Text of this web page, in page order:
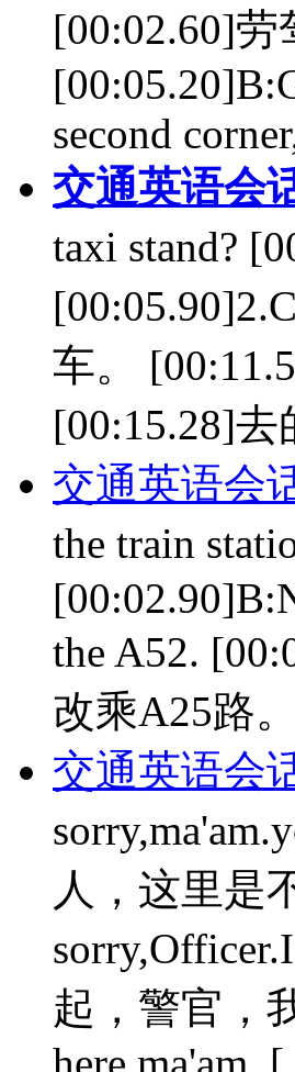
[00:02.60]
second
交通英语会
taxi stand?
车。
[00:15.28]去
交通英语会
the train
the A52.
改乘A25路
交通英语会
人，这里是
起，警官，
here,ma'am. [